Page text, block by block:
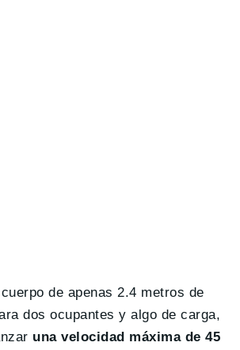
de apenas 2.4 metros de
dos ocupantes y algo de carga,
una velocidad máxima de 45